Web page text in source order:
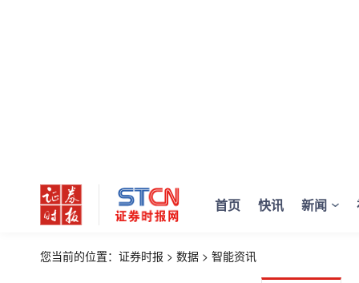
首页 快讯 新闻
您当前的位置： 证券时报 > 数据 > 智能资讯